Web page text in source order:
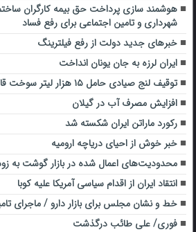
هوشمند سازی پرداخت حق بیمه کارگران
شهرداری و تامین اجتماعی برای رفع فساد
خبرهای جدید دولت از رفع فیلترینگ
ایران لرزه به جان یونان انداخت
توقیف لنج صیادی حامل ۱۵ هزار لیتر سوخت قاچاق در آب‌های کیش
افزایش مصرف آب در گیلان
رکورد ماراتن ایران شکسته شد
خبر خوش از احیای دریاچه ارومیه
محدودیت‌های اعمال شده در بازار گوشت به
انتقاد ایران از اقدام سیاسی آمریکا علیه کوبا
خط و نشان مجلس برای بازار دارو / ماجرای
فوری/ علی طائب درگذشت